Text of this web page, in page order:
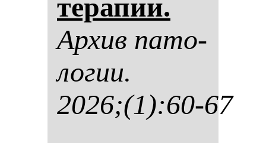
те­ра­пии.
Ар­хив па­то­
ло­гии.
2026;(1):60-67